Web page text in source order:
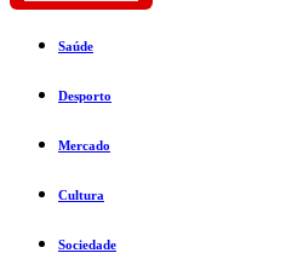
Saúde
Desporto
Mercado
Cultura
Sociedade